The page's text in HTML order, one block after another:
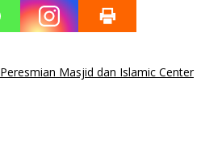
Peresmian Masjid dan Islamic Center